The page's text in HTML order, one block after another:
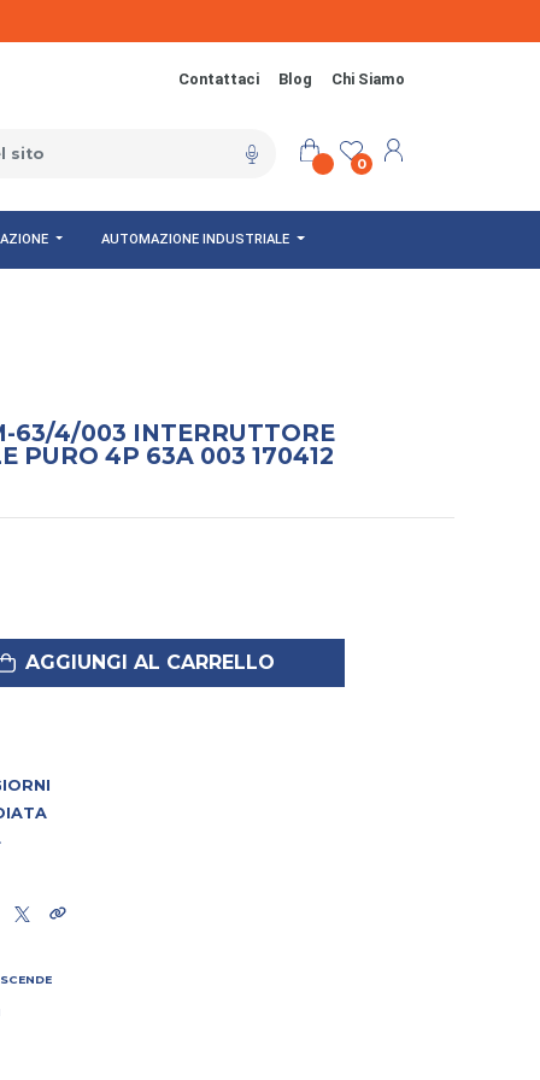
Contattaci Blog Chi Siamo
0
AUTOMAZIONE INDUSTRIALE
63/4/003 INTERRUTTORE
PURO 4P 63A 003 170412
AGGIUNGI AL CARRELLO